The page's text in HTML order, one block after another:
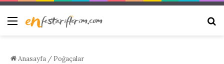
Menü
Anasayfa / Poğaçalar